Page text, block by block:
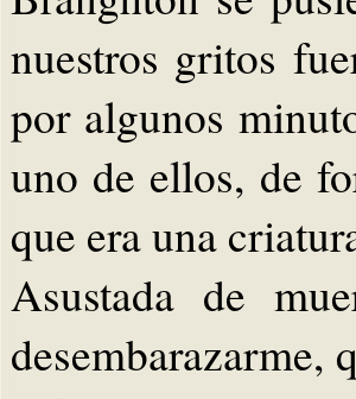
nuestros gritos
por algunos
uno de ellos, de
que era una
Asustada de
desembarazarme,